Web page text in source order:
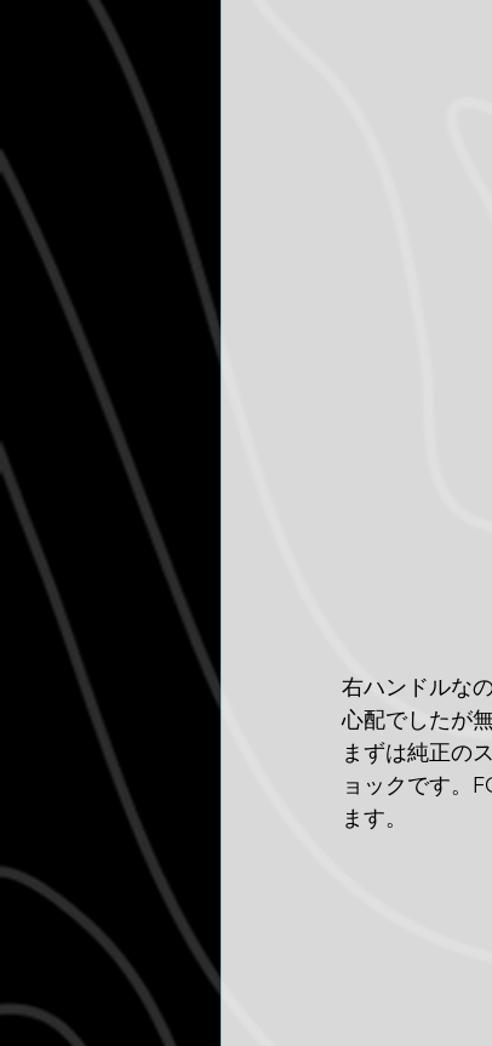
右ハンドルな
心配でしたが
まずは純正の
ョックです。
ます。